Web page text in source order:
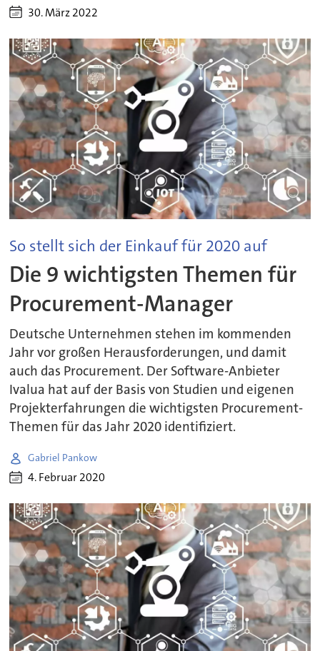
30. März 2022
So stellt sich der Einkauf für 2020 auf
Die 9 wichtigsten Themen für
Procurement-Manager
Deutsche Unternehmen stehen im kommenden
Jahr vor großen Herausforderungen, und damit
auch das Procurement. Der Software-Anbieter
Ivalua hat auf der Basis von Studien und eigenen
Projekterfahrungen die wichtigsten Procurement-
Themen für das Jahr 2020 identifiziert.
Gabriel Pankow
4. Februar 2020